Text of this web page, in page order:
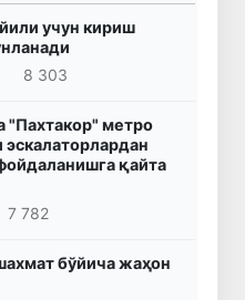
учун кириш
8 303
"Пахтакор" метро
эскалаторлардан
қайта
7 782
бўйича жаҳон